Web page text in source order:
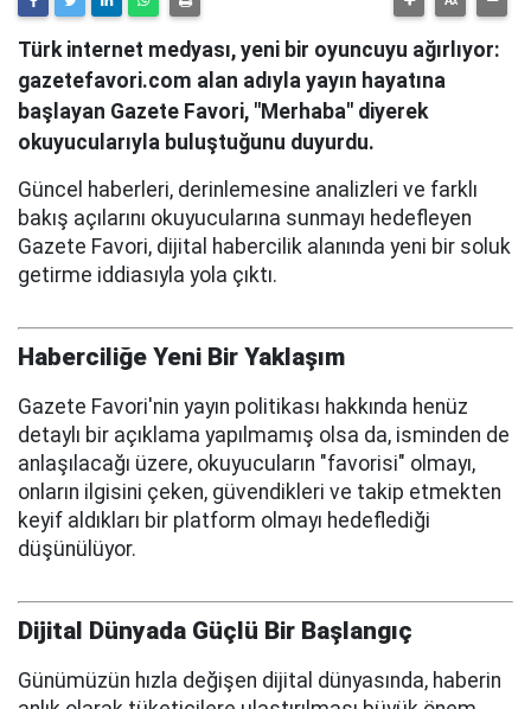
Türk internet medyası, yeni bir oyuncuyu ağırlıyor:
gazetefavori.com alan adıyla yayın hayatına
başlayan Gazete Favori, "Merhaba" diyerek
okuyucularıyla buluştuğunu duyurdu.
Güncel haberleri, derinlemesine analizleri ve farklı
bakış açılarını okuyucularına sunmayı hedefleyen
Gazete Favori, dijital habercilik alanında yeni bir soluk
getirme iddiasıyla yola çıktı.
Haberciliğe Yeni Bir Yaklaşım
Gazete Favori'nin yayın politikası hakkında henüz
detaylı bir açıklama yapılmamış olsa da, isminden de
anlaşılacağı üzere, okuyucuların "favorisi" olmayı,
onların ilgisini çeken, güvendikleri ve takip etmekten
keyif aldıkları bir platform olmayı hedeflediği
düşünülüyor.
Dijital Dünyada Güçlü Bir Başlangıç
Günümüzün hızla değişen dijital dünyasında, haberin